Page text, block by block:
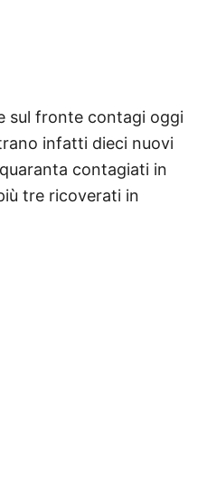
sul fronte contagi oggi
infatti dieci nuovi
contagiati in
tre ricoverati in